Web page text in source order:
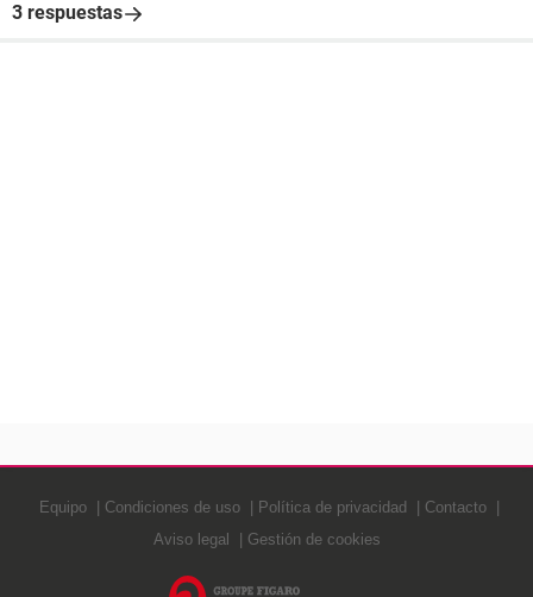
3 respuestas
Equipo Condiciones de uso Política de privacidad
Contacto
Aviso legal
Gestión de cookies